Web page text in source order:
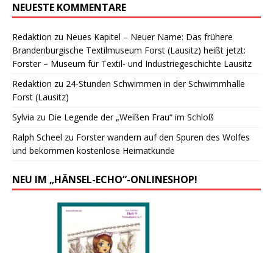
NEUESTE KOMMENTARE
Redaktion zu Neues Kapitel – Neuer Name: Das frühere
Brandenburgische Textilmuseum Forst (Lausitz) heißt jetzt:
Forster – Museum für Textil- und Industriegeschichte Lausitz
Redaktion zu 24-Stunden Schwimmen in der Schwimmhalle
Forst (Lausitz)
Sylvia zu Die Legende der „Weißen Frau“ im Schloß
Ralph Scheel zu Forster wandern auf den Spuren des Wolfes
und bekommen kostenlose Heimatkunde
NEU IM „HÄNSEL-ECHO“-ONLINESHOP!